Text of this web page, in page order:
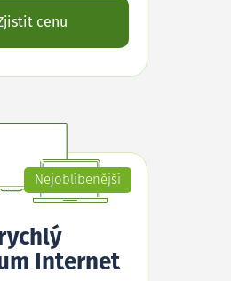
cenu
Nejoblíbenější
Internet